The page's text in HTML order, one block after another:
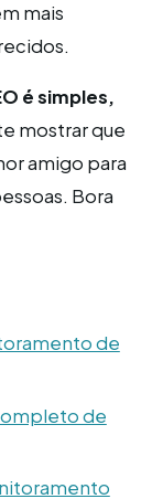
mais
é simples,
mostrar que
amigo para
Bora
de
de